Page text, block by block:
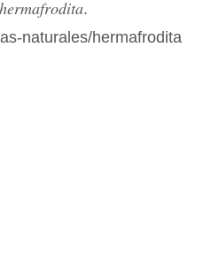
.
naturales/hermafrodita